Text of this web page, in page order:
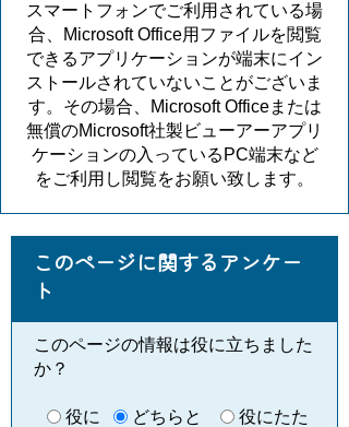
スマートフォンでご利用されている場
合、Microsoft Office用ファイルを閲覧
できるアプリケーションが端末にイン
ストールされていないことがございま
す。その場合、Microsoft Officeまたは
無償のMicrosoft社製ビューアーアプリ
ケーションの入っているPC端末など
をご利用し閲覧をお願い致します。
このページに関するアンケー
ト
このページの情報は役に立ちました
か？
役に
どちらと
役にたた